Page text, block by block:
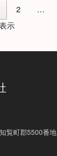
2 …
示
町郡5500番地